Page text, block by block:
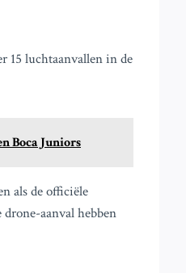
15 luchtaanvallen in de
Boca Juniors
als de officiële
aanval hebben